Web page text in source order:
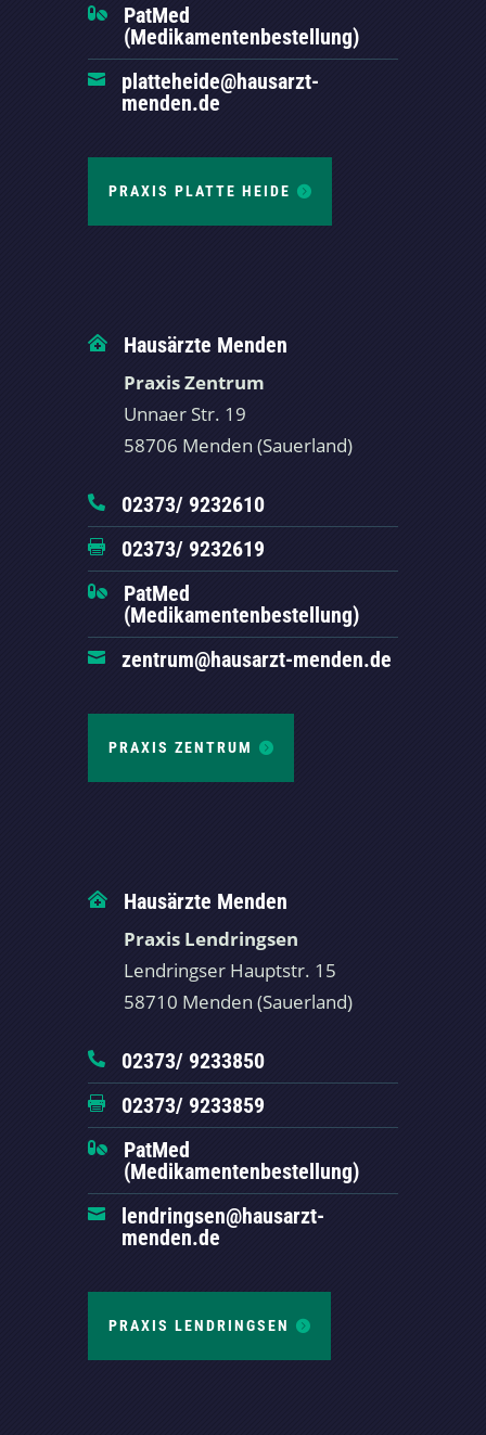

PatMed
(Medikamentenbestellung)

platteheide@hausarzt-
menden.de
PRAXIS PLATTE HEIDE
 Hausärzte Menden
Praxis Zentrum
Unnaer Str. 19
58706 Menden (Sauerland)
 02373/ 9232610
 02373/ 9232619

PatMed
(Medikamentenbestellung)
 zentrum@hausarzt-menden.de
PRAXIS ZENTRUM
 Hausärzte Menden
Praxis Lendringsen
Lendringser Hauptstr. 15
58710 Menden (Sauerland)
 02373/ 9233850
 02373/ 9233859

PatMed
(Medikamentenbestellung)

lendringsen@hausarzt-
menden.de
PRAXIS LENDRINGSEN